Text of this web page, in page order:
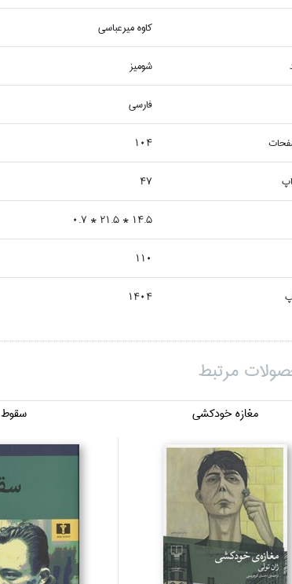
كاوه ميرعباسي
شوميز
فارسي
104
47
14.5 * 21.5 * 0.7
110
1404
مرتبط
مغازه خودكشي سقوط